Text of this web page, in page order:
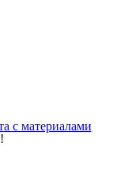
с материалами